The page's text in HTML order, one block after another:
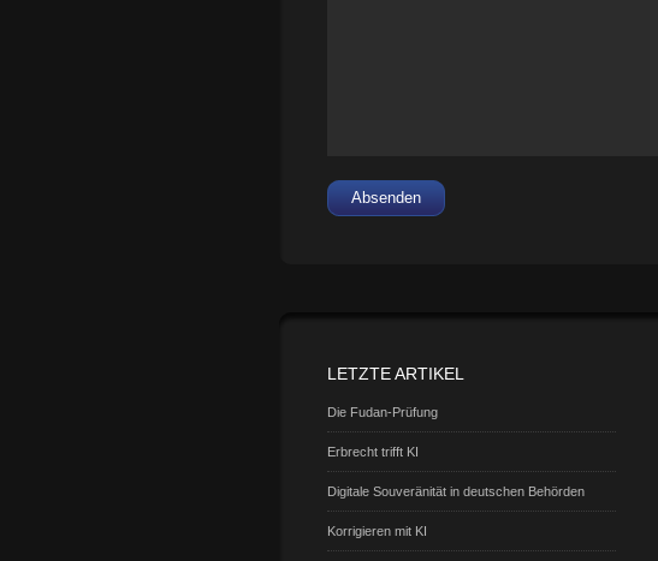
Absenden
LETZTE ARTIKEL
Die Fudan-Prüfung
Erbrecht trifft KI
Digitale Souveränität in deutschen Behörden
Korrigieren mit KI